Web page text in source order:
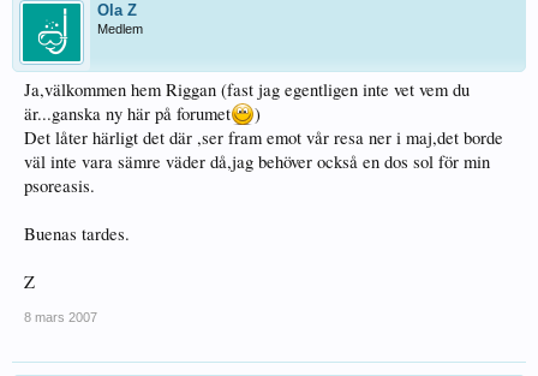
Ola Z
Medlem
Ja,välkommen hem Riggan (fast jag egentligen inte vet vem du
är...ganska ny här på forumet
)
Det låter härligt det där ,ser fram emot vår resa ner i maj,det borde
väl inte vara sämre väder då,jag behöver också en dos sol för min
psoreasis.
Buenas tardes.
Z
8 mars 2007